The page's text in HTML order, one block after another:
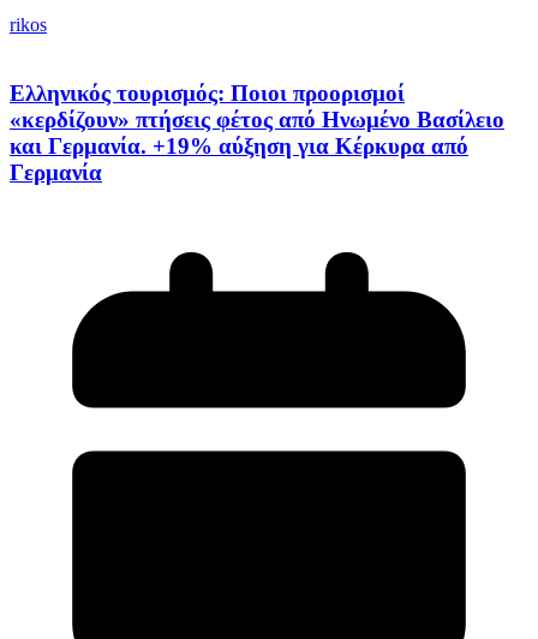
rikos
Ελληνικός τουρισμός: Ποιοι προορισμοί
«κερδίζουν» πτήσεις φέτος από Ηνωμένο Βασίλειο
και Γερμανία. +19% αύξηση για Κέρκυρα από
Γερμανία